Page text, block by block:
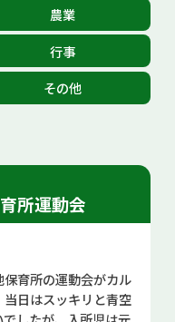
農業
行事
その他
所運動会
育所の運動会がカル
日はスッキリと青空